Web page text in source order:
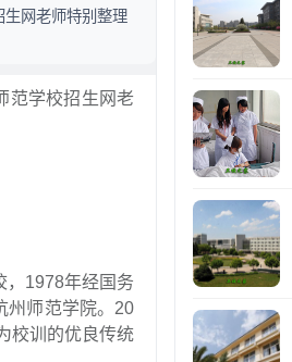
生网老师特别整理
范学校招生网老
，1978年经国务
州师范学院。20
校训的优良传统